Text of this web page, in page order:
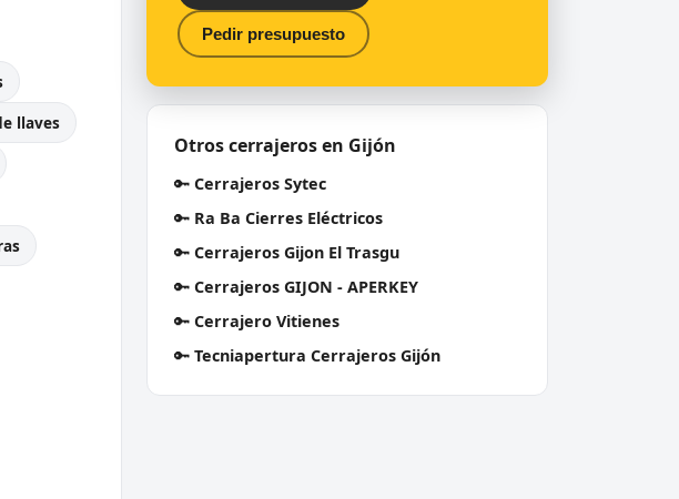
llaves
Pedir presupuesto
Otros cerrajeros en Gijón
🔑 Cerrajeros Sytec
🔑 Ra Ba Cierres Eléctricos
🔑 Cerrajeros Gijon El Trasgu
🔑 Cerrajeros GIJON - APERKEY
🔑 Cerrajero Vitienes
🔑 Tecniapertura Cerrajeros Gijón